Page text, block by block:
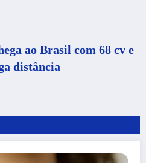
ao Brasil com 68 cv e
distância